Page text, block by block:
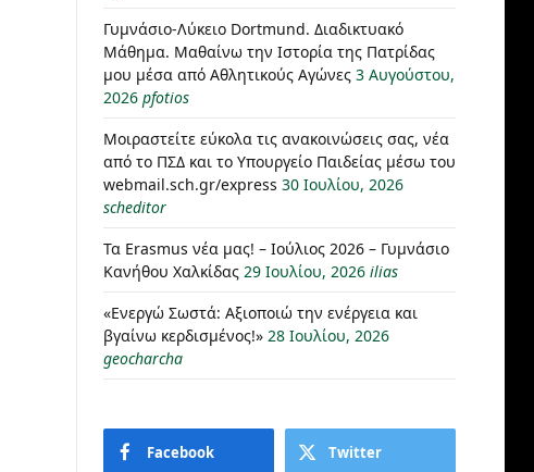
Γυμνάσιο-Λύκειο Dortmund. Διαδικτυακό
Μάθημα. Μαθαίνω την Ιστορία της Πατρίδας
μου μέσα από Αθλητικούς Αγώνες 3 Αυγούστου,
2026 pfotios
Μοιραστείτε εύκολα τις ανακοινώσεις σας, νέα
από το ΠΣΔ και το Υπουργείο Παιδείας μέσω του
webmail.sch.gr/express 30 Ιουλίου, 2026
scheditor
Τα Erasmus νέα μας! – Ιούλιος 2026 – Γυμνάσιο
Κανήθου Χαλκίδας 29 Ιουλίου, 2026 ilias
«Ενεργώ Σωστά: Αξιοποιώ την ενέργεια και
βγαίνω κερδισμένος!» 28 Ιουλίου, 2026
geocharcha
Facebook Twitter